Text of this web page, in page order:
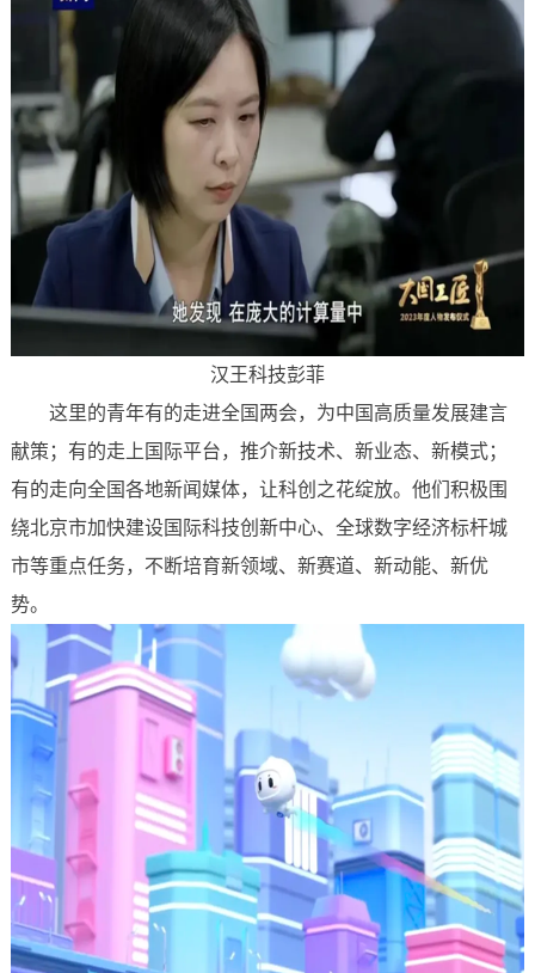
汉王科技彭菲
这里的青年有的走进全国两会，为中国高质量发展建言
献策；有的走上国际平台，推介新技术、新业态、新模式；
有的走向全国各地新闻媒体，让科创之花绽放。他们积极围
绕北京市加快建设国际科技创新中心、全球数字经济标杆城
市等重点任务，不断培育新领域、新赛道、新动能、新优
势。